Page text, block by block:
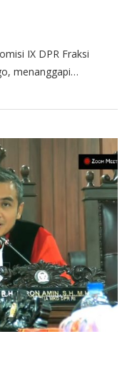
IX DPR Fraksi
menanggapi…